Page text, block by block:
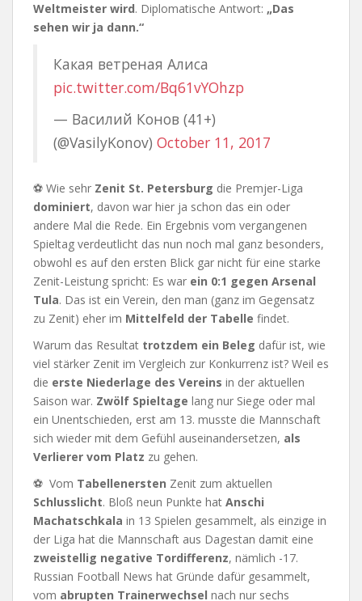
Weltmeister wird. Diplomatische Antwort: „Das
sehen wir ja dann.“
Какая ветреная Алиса
pic.twitter.com/Bq61vYOhzp
— Василий Конов (41+)
(@VasilyKonov) October 11, 2017
⚽ Wie sehr Zenit St. Petersburg die Premjer-Liga
dominiert, davon war hier ja schon das ein oder
andere Mal die Rede. Ein Ergebnis vom vergangenen
Spieltag verdeutlicht das nun noch mal ganz besonders,
obwohl es auf den ersten Blick gar nicht für eine starke
Zenit-Leistung spricht: Es war ein 0:1 gegen Arsenal
Tula. Das ist ein Verein, den man (ganz im Gegensatz
zu Zenit) eher im Mittelfeld der Tabelle findet.
Warum das Resultat trotzdem ein Beleg dafür ist, wie
viel stärker Zenit im Vergleich zur Konkurrenz ist? Weil es
die erste Niederlage des Vereins in der aktuellen
Saison war. Zwölf Spieltage lang nur Siege oder mal
ein Unentschieden, erst am 13. musste die Mannschaft
sich wieder mit dem Gefühl auseinandersetzen, als
Verlierer vom Platz zu gehen.
⚽ Vom Tabellenersten Zenit zum aktuellen
Schlusslicht. Bloß neun Punkte hat Anschi
Machatschkala in 13 Spielen gesammelt, als einzige in
der Liga hat die Mannschaft aus Dagestan damit eine
zweistellig negative Tordifferenz, nämlich -17.
Russian Football News hat Gründe dafür gesammelt,
vom abrupten Trainerwechsel nach nur sechs